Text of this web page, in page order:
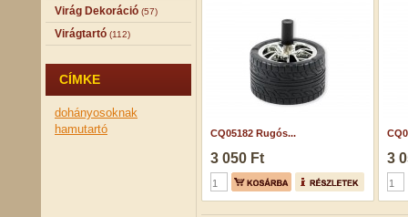
Virág Dekoráció (57)
Virágtartó (112)
CÍMKE
dohányosoknak
hamutartó
CQ05182 Rugós...
3 050 Ft 3